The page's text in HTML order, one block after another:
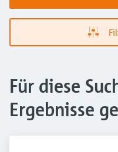
Für diese
Ergebnisse